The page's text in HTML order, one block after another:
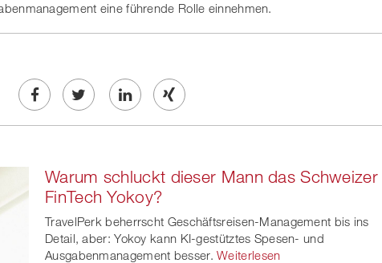
eine führende Rolle einnehmen.
Share
Facebook
Twe
on
twitt
er
Share
linkedin
Share
Xing
Warum schluckt dieser Mann das Schweizer
FinTech Yokoy?
TravelPerk beherrscht Geschäftsreisen-Management bis ins
Detail, aber: Yokoy kann KI-gestütztes Spesen- und
Ausgabenmanagement besser. Weiterlesen